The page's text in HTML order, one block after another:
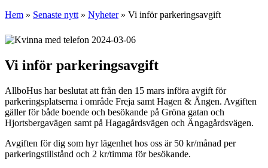
Hem » Senaste nytt » Nyheter» Vi inför parkeringsavgift
2024-03-06
Vi inför parkeringsavgift
AllboHus har beslutat att från den 15 mars införa avgift för
parkeringsplatserna i område Freja samt Hagen & Ängen. Avgiften
gäller för både boende och besökande på Gröna gatan och
Hjortsbergavägen samt på Hagagårdsvägen och Ängagårdsvägen.
Avgiften för dig som hyr lägenhet hos oss är 50 kr/månad per
parkeringstillstånd och 2 kr/timma för besökande.